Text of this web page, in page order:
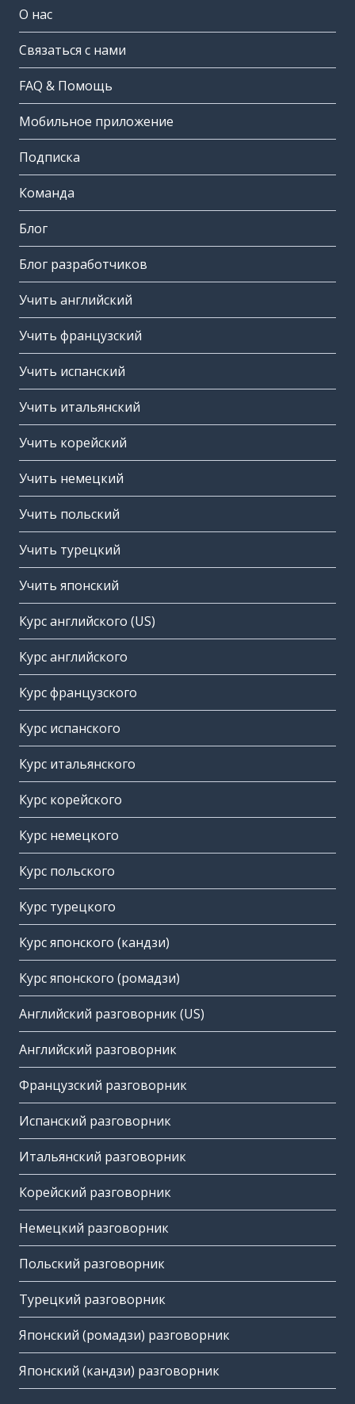
О нас
Связаться с нами
FAQ & Помощь
Мобильное приложение
Подписка
Команда
Блог
Блог разработчиков
Учить английский
Учить французский
Учить испанский
Учить итальянский
Учить корейский
Учить немецкий
Учить польский
Учить турецкий
Учить японский
Курс английского (US)
Курс английского
Курс французского
Курс испанского
Курс итальянского
Курс корейского
Курс немецкого
Курс польского
Курс турецкого
Курс японского (кандзи)
Курс японского (ромадзи)
Английский разговорник (US)
Английский разговорник
Французский разговорник
Испанский разговорник
Итальянский разговорник
Корейский разговорник
Немецкий разговорник
Польский разговорник
Турецкий разговорник
Японский (ромадзи) разговорник
Японский (кандзи) разговорник